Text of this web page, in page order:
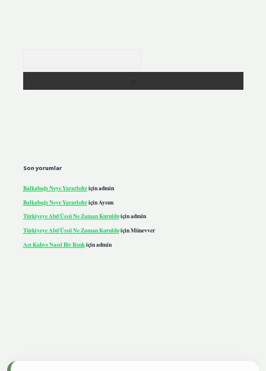
Son yorumlar
Balkabağı Neye Yararlıdıriçinadmin
Balkabağı Neye Yararlıdıriçin Aysun
Türkiyeye Abd Üssü Ne Zaman Kurulduiçinadmin
Türkiyeye Abd Üssü Ne Zaman KurulduiçinMünevver
Acı Kahve Nasıl Bir Renkiçinadmin